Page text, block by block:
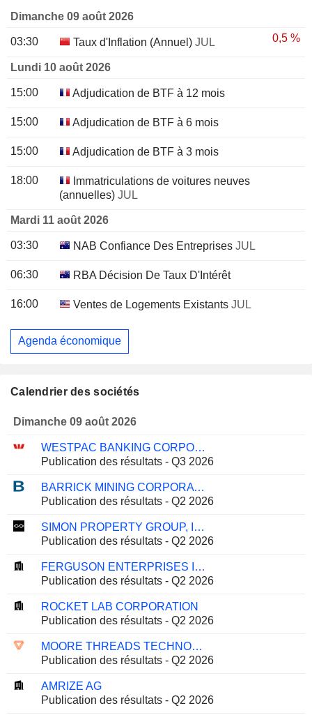
Dimanche 09 août 2026
03:30 Taux d'Inflation (Annuel) JUL 0,5 %
Lundi 10 août 2026
15:00 Adjudication de BTF à 12 mois
15:00 Adjudication de BTF à 6 mois
15:00 Adjudication de BTF à 3 mois
18:00
Immatriculations de voitures neuves
(annuelles) JUL
Mardi 11 août 2026
03:30 NAB Confiance Des Entreprises JUL
06:30 RBA Décision De Taux D'Intérêt
16:00 Ventes de Logements Existants JUL
Agenda économique
Calendrier des sociétés
Dimanche 09 août 2026
WESTPAC BANKING CORPORATION
Publication des résultats - Q3 2026
BARRICK MINING CORPORATION
Publication des résultats - Q2 2026
SIMON PROPERTY GROUP, INC.
Publication des résultats - Q2 2026
FERGUSON ENTERPRISES INC.
Publication des résultats - Q2 2026
ROCKET LAB CORPORATION
Publication des résultats - Q2 2026
MOORE THREADS TECHNOLOGY CO., LTD.
Publication des résultats - Q2 2026
AMRIZE AG
Publication des résultats - Q2 2026